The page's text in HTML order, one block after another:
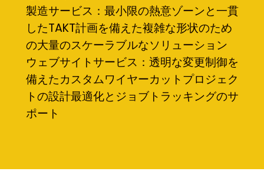
製造サービス：最小限の熱意ゾーンと一貫
したTAKT計画を備えた複雑な形状のため
の大量のスケーラブルなソリューション
ウェブサイトサービス：透明な変更制御を
備えたカスタムワイヤーカットプロジェク
トの設計最適化とジョブトラッキングのサ
ポート